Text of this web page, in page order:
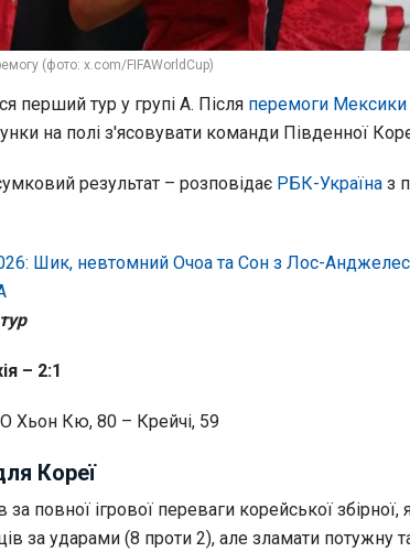
(фото: x.com/FIFAWorldCup)
перший тур у групі А. Після перемоги
на полі з'ясовувати команди Південної
результат – розповідає РБК-Україна з
Шик, невтомний Очоа та Сон з Лос-
– 2:1
Хьон Кю, 80 – Крейчі, 59
Кореї
повної ігрової переваги корейської збірної,
за ударами (8 проти 2), але зламати потужну